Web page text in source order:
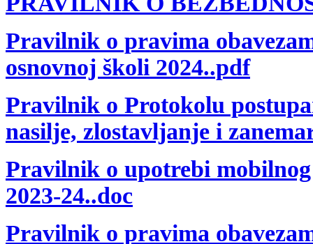
Pravilnik o pravima
osnovnoj školi 2024..pdf
Pravilnik o Protokolu
nasilje, zlostavljanje i
Pravilnik o upotrebi
2023-24..doc
Pravilnik o pravima